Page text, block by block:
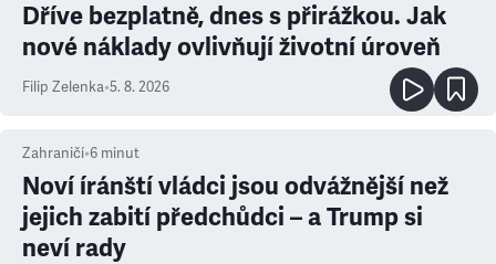
Dříve bezplatně, dnes s přirážkou. Jak
nové náklady ovlivňují životní úroveň
Filip Zelenka•5. 8. 2026
Zahraničí•6 minut
Noví íránští vládci jsou odvážnější než
jejich zabití předchůdci – a Trump si
neví rady